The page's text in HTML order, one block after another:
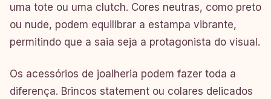
uma tote ou uma clutch. Cores neutras, como preto
ou nude, podem equilibrar a estampa vibrante,
permitindo que a saia seja a protagonista do visual.
Os acessórios de joalheria podem fazer toda a
diferença. Brincos statement ou colares delicados